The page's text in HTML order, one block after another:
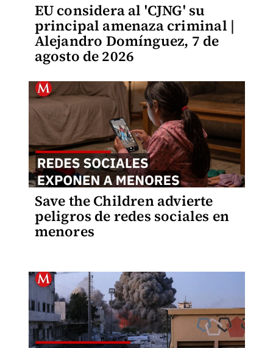
EU considera al 'CJNG' su
principal amenaza criminal |
Alejandro Domínguez, 7 de
agosto de 2026
Save the Children advierte
peligros de redes sociales en
menores